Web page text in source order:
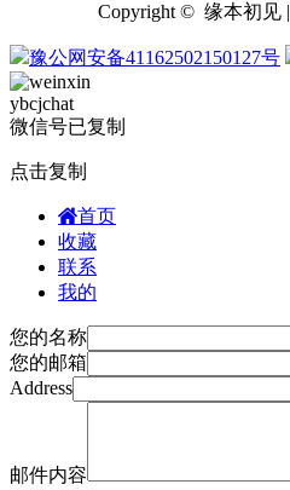
Copyright © 缘本初见 |
豫公网安备41162502150127号
ybcjchat
微信号已复制
点击复制
首页
收藏
联系
我的
您的名称
您的邮箱
Address
邮件内容